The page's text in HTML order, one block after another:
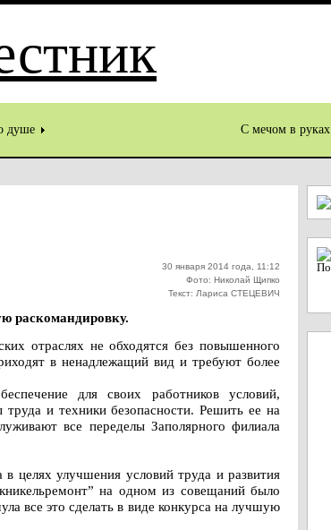
душе С мечом в руках
30 января 2014 года, 11:12
Фото: Николай Щипко
Текст: Лариса СТЕЦЕВИЧ
раскомандировку.
отраслях не обходятся без повышенного
в ненадлежащий вид и требуют более
для своих работников условий,
и техники безопасности. Решить ее на
все переделы Заполярного филиала
целях улучшения условий труда и развития
на одном из совещаний было
все это сделать в виде конкурса на лучшую